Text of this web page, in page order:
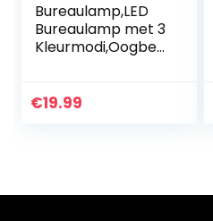
Bureaulamp,LED
Bureaulamp met 3
Kleurmodi,Oogbes
Bureaulamp met
Slaapkamer en
€19.99